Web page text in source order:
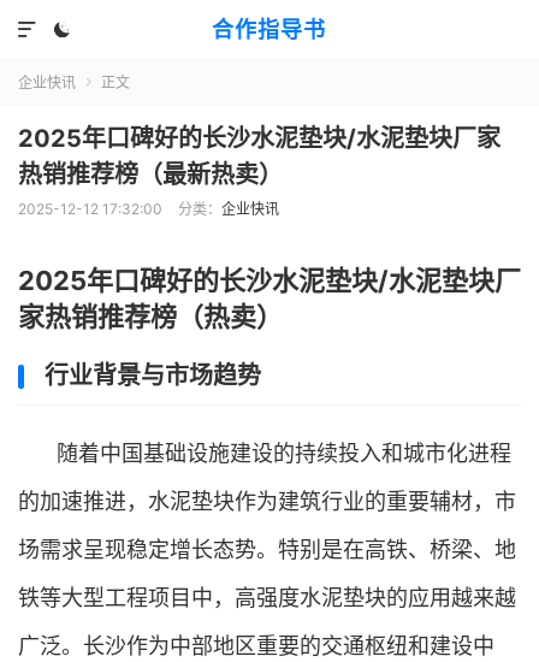
合作指导书


企业快讯  正文
2025年口碑好的长沙水泥垫块/水泥垫块厂家
热销推荐榜（最新热卖）
2025-12-12 17:32:00 分类： 企业快讯
2025年口碑好的长沙水泥垫块/水泥垫块厂
家热销推荐榜（热卖）
行业背景与市场趋势
随着中国基础设施建设的持续投入和城市化进程
的加速推进，水泥垫块作为建筑行业的重要辅材，市
场需求呈现稳定增长态势。特别是在高铁、桥梁、地
铁等大型工程项目中，高强度水泥垫块的应用越来越
广泛。长沙作为中部地区重要的交通枢纽和建设中